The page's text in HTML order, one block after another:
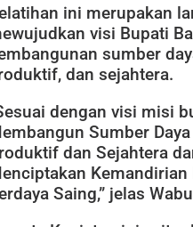
ini merupakan
visi Bupati
sumber
dan sejahtera.
dengan visi misi
Sumber
dan Sejahtera
Saing,” jelas